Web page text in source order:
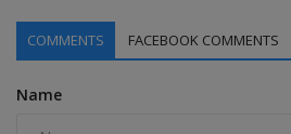
COMMENTS FACEBOOK COMMENTS
Name